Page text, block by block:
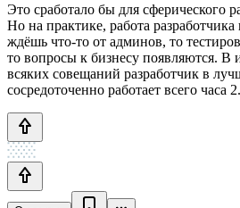
Это сработало бы для сферического
Но на практике, работа
ждёшь что-то от админов, то
то вопросы к бизнесу появляются. В
всяких совещаний разработчик в
сосредоточенно работает всего часа 2.